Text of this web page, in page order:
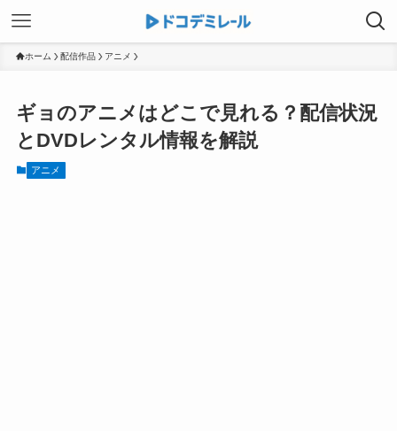
ホーム 配信作品 アニメ
ギョのアニメはどこで見れる？配信状況
とDVDレンタル情報を解説
アニメ